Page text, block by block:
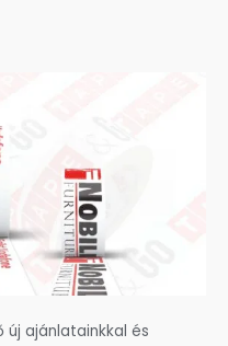
új ajánlatainkkal és